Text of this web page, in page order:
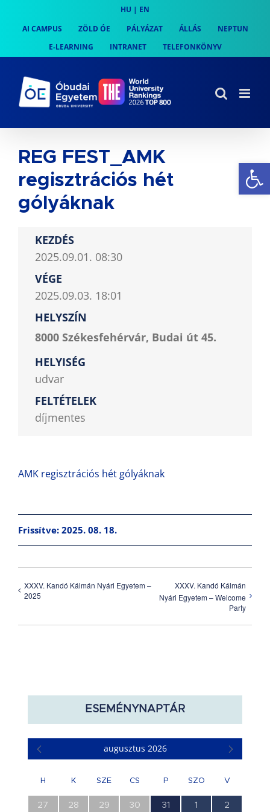
content
HU | EN
AI CAMPUS
ZÖLD ÓE PÁLYÁZAT ÁLLÁS
NEPTUN
E-LEARNING
INTRANET TELEFONKÖNYV
REG FEST_AMK
regisztrációs hét
gólyáknak
KEZDÉS
2025.09.01. 08:30
VÉGE
2025.09.03. 18:01
HELYSZÍN
8000 Székesfehérvár, Budai út 45.
HELYISÉG
udvar
FELTÉTELEK
díjmentes
AMK regisztrációs hét gólyáknak
Frissítve: 2025. 08. 18.
XXXV. Kandó Kálmán Nyári Egyetem –
2025
XXXV. Kandó Kálmán
Nyári Egyetem – Welcome
Party
ESEMÉNYNAPTÁR
augusztus 2026
H K SZE CS P SZO V
0
27
0
28
0
29
0
30
131
0
1
0
2